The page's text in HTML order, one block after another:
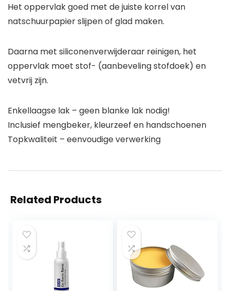
Het oppervlak goed met de juiste korrel van
natschuurpapier slijpen of glad maken.
Daarna met siliconenverwijderaar reinigen, het
oppervlak moet stof- (aanbeveling stofdoek) en
vetvrij zijn.
Enkellaagse lak – geen blanke lak nodig!
Inclusief mengbeker, kleurzeef en handschoenen
Topkwaliteit – eenvoudige verwerking
Related Products